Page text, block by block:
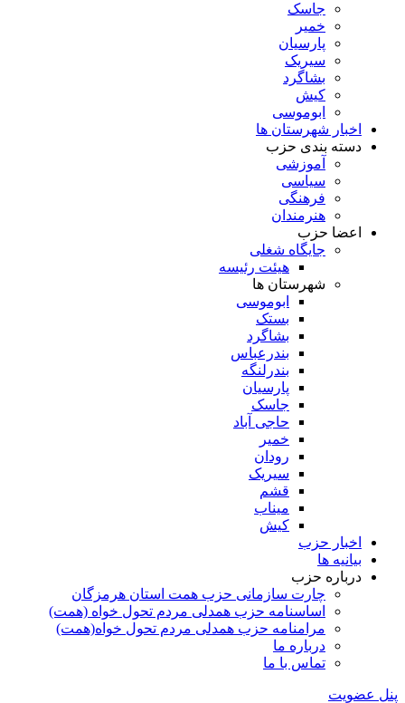
جاسک
خمیر
پارسیان
سیریک
بشاگرد
کیش
ابوموسی
اخبار شهرستان ها
دسته بندی حزب
آموزشی
سیاسی
فرهنگی
هنرمندان
اعضا حزب
جایگاه شغلی
هیئت رئیسه
شهرستان ها
ابوموسی
بستک
بشاگرد
بندرعباس
بندرلنگه
پارسیان
جاسک
حاجی آباد
خمیر
رودان
سیریک
قشم
میناب
کیش
اخبار حزب
بیانیه ها
درباره حزب
چارت سازمانی حزب همت استان هرمزگان
اساسنامه حزب همدلی مردم تحول خواه (همت)
مرامنامه حزب همدلی مردم تحول خواه(همت)
درباره ما
تماس با ما
پنل عضویت